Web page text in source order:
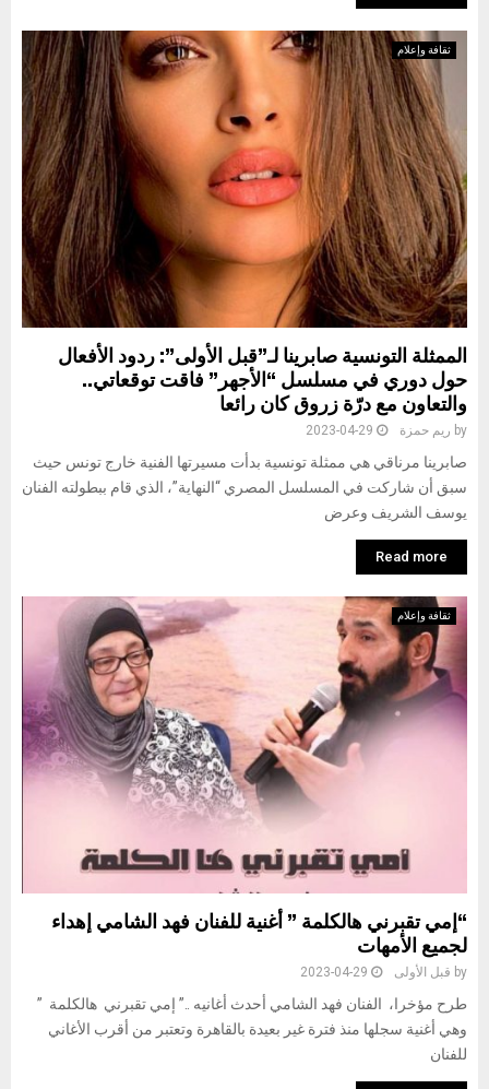
ثقافة وإعلام
الممثلة التونسية صابرينا لـ”قبل الأولى”: ردود الأفعال
حول دوري في مسلسل “الأجهر” فاقت توقعاتي..
والتعاون مع درّة زروق كان رائعا
by ريم حمزة 2023-04-29
صابرينا مرناقي هي ممثلة تونسية بدأت مسيرتها الفنية خارج تونس حيث
سبق أن شاركت في المسلسل المصري “النهاية”، الذي قام ببطولته الفنان
يوسف الشريف وعرض
Read more
ثقافة وإعلام
“إمي تقبرني هالكلمة ” أغنية للفنان فهد الشامي إهداء
لجميع الأمهات
by قبل الأولى 2023-04-29
طرح مؤخرا، الفنان فهد الشامي أحدث أغانيه ..” إمي تقبرني هالكلمة ”
وهي أغنية سجلها منذ فترة غير بعيدة بالقاهرة وتعتبر من أقرب الأغاني
للفنان